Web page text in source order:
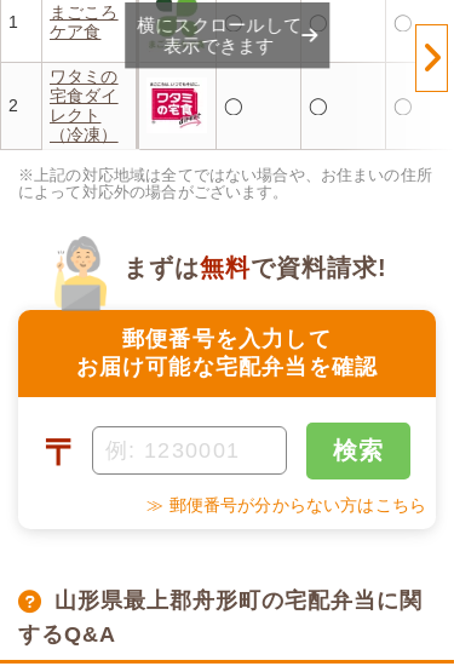
1
まごころ
ケア食
◯ ◯ ◯
2
ワタミの
宅食ダイ
レクト
（冷凍）
◯ ◯ ◯
横にスクロールして
表示できます
※上記の対応地域は全てではない場合や、お住まいの住所
によって対応外の場合がございます。
郵便番号を入力して
お届け可能な宅配弁当を確認
まずは無料で資料請求!
〒 検索
≫ 郵便番号が分からない方はこちら
山形県最上郡舟形町の宅配弁当に関
するQ&A